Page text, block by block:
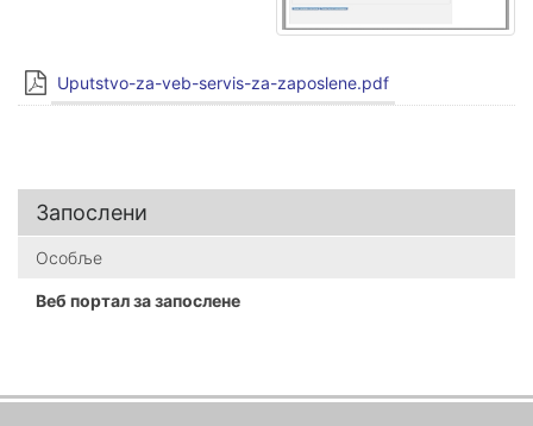
Запослени
Особље
Веб портал за запослене
Uputstvo-za-veb-servis-za-zaposlene.pdf